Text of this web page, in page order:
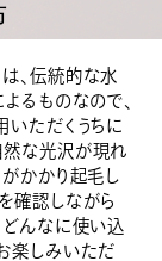
、伝統的な水
るものなので、
いただくうちに
然な光沢が現れ
がかかり起毛し
確認しながら
どんなに使い込
楽しみいただ